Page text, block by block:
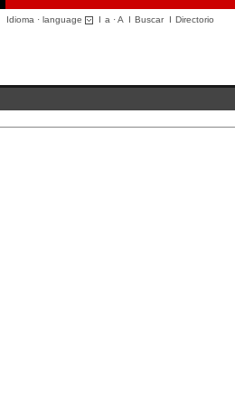
Idioma · language I a ·A I BuscarI Directorio